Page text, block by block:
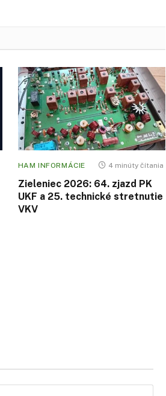
HAM INFORMÁCIE 4 minúty čítania
Zieleniec 2026: 64. zjazd PK
UKF a 25. technické stretnutie
VKV